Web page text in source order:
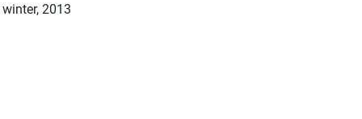
winter, 2013